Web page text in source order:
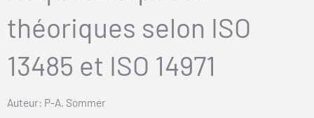
théoriques selon ISO
13485 et ISO 14971
Auteur: P-A. Sommer